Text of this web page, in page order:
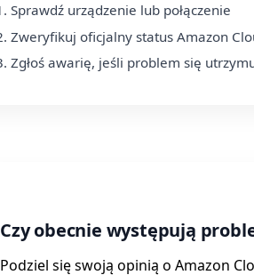
Sprawdź urządzenie lub połączenie
Zweryfikuj oficjalny status Amazon
Zgłoś awarię, jeśli problem się
Czy obecnie występują
Podziel się swoją opinią o Amazon